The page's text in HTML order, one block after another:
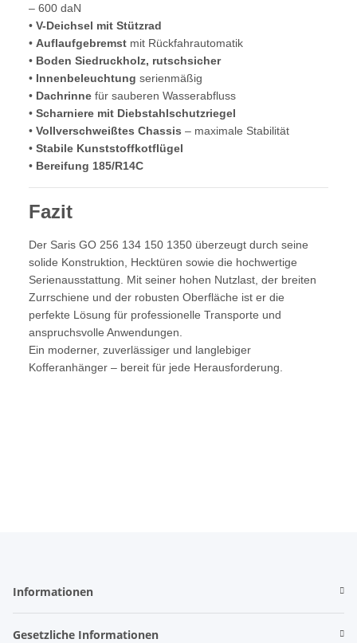
– 600 daN
• V-Deichsel mit Stützrad
• Auflaufgebremst mit Rückfahrautomatik
• Boden Siedruckholz, rutschsicher
• Innenbeleuchtung serienmäßig
• Dachrinne für sauberen Wasserabfluss
• Scharniere mit Diebstahlschutzriegel
• Vollverschweißtes Chassis – maximale Stabilität
• Stabile Kunststoffkotflügel
• Bereifung 185/R14C
Fazit
Der Saris GO 256 134 150 1350 überzeugt durch seine
solide Konstruktion, Hecktüren sowie die hochwertige
Serienausstattung. Mit seiner hohen Nutzlast, der breiten
Zurrschiene und der robusten Oberfläche ist er die
perfekte Lösung für professionelle Transporte und
anspruchsvolle Anwendungen.
Ein moderner, zuverlässiger und langlebiger
Kofferanhänger – bereit für jede Herausforderung.
Informationen
Gesetzliche Informationen